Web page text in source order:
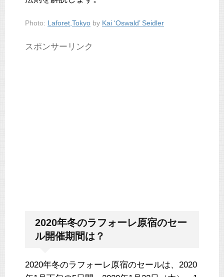
Photo: Laforet,Tokyo by Kai ‘Oswald’ Seidler
スポンサーリンク
2020年冬のラフォーレ原宿のセー
ル開催期間は？
2020年冬のラフォーレ原宿のセールは、2020